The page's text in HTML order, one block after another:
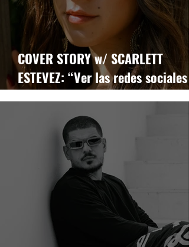
COVER STORY w/ SCARLETT
ESTEVEZ: “Ver las redes sociales
todo el tiempo y tratar de no
compararme con los demás es
complicado”